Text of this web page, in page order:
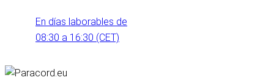
En días laborables de
08:30 a 16:30 (CET)